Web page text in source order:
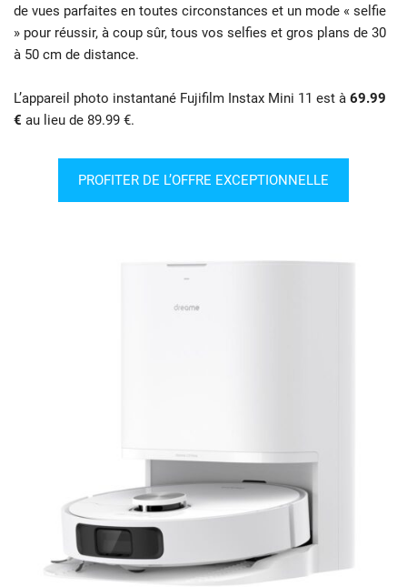
de vues parfaites en toutes circonstances et un mode « selfie
» pour réussir, à coup sûr, tous vos selfies et gros plans de 30
à 50 cm de distance.
L’appareil photo instantané Fujifilm Instax Mini 11 est à 69.99
€ au lieu de 89.99 €.
PROFITER DE L’OFFRE EXCEPTIONNELLE